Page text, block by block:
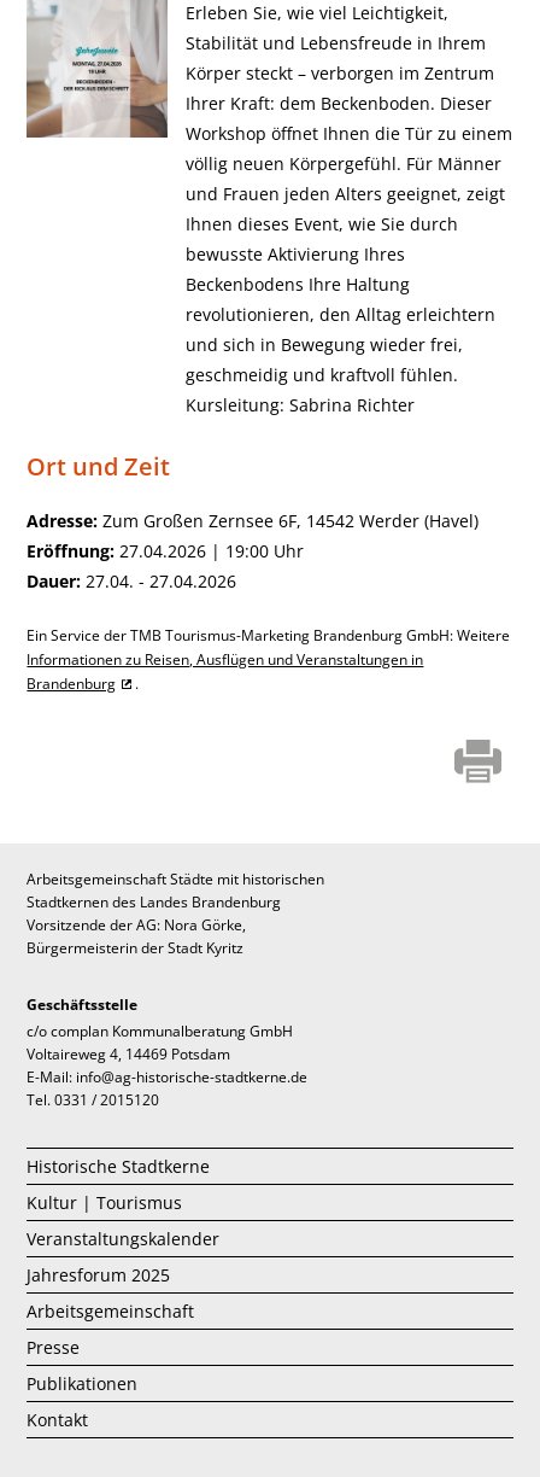
Erleben Sie, wie viel Leichtigkeit,
Stabilität und Lebensfreude in Ihrem
Körper steckt – verborgen im Zentrum
Ihrer Kraft: dem Beckenboden. Dieser
Workshop öffnet Ihnen die Tür zu einem
völlig neuen Körpergefühl. Für Männer
und Frauen jeden Alters geeignet, zeigt
Ihnen dieses Event, wie Sie durch
bewusste Aktivierung Ihres
Beckenbodens Ihre Haltung
revolutionieren, den Alltag erleichtern
und sich in Bewegung wieder frei,
geschmeidig und kraftvoll fühlen.
Kursleitung: Sabrina Richter
Ort und Zeit
Adresse: Zum Großen Zernsee 6F, 14542 Werder (Havel)
Eröffnung: 27.04.2026 | 19:00 Uhr
Dauer: 27.04. - 27.04.2026
Ein Service der TMB Tourismus-Marketing Brandenburg GmbH: Weitere
Informationen zu Reisen, Ausflügen und Veranstaltungen in
Brandenburg
.
Arbeitsgemeinschaft Städte mit historischen
Stadtkernen des Landes Brandenburg
Vorsitzende der AG: Nora Görke,
Bürgermeisterin der Stadt Kyritz
Geschäftsstelle
c/o complan Kommunalberatung GmbH
Voltaireweg 4, 14469 Potsdam
E-Mail: info@ag-historische-stadtkerne.de
Tel. 0331 / 2015120
Historische Stadtkerne
Kultur | Tourismus
Veranstaltungskalender
Jahresforum 2025
Arbeitsgemeinschaft
Presse
Publikationen
Kontakt